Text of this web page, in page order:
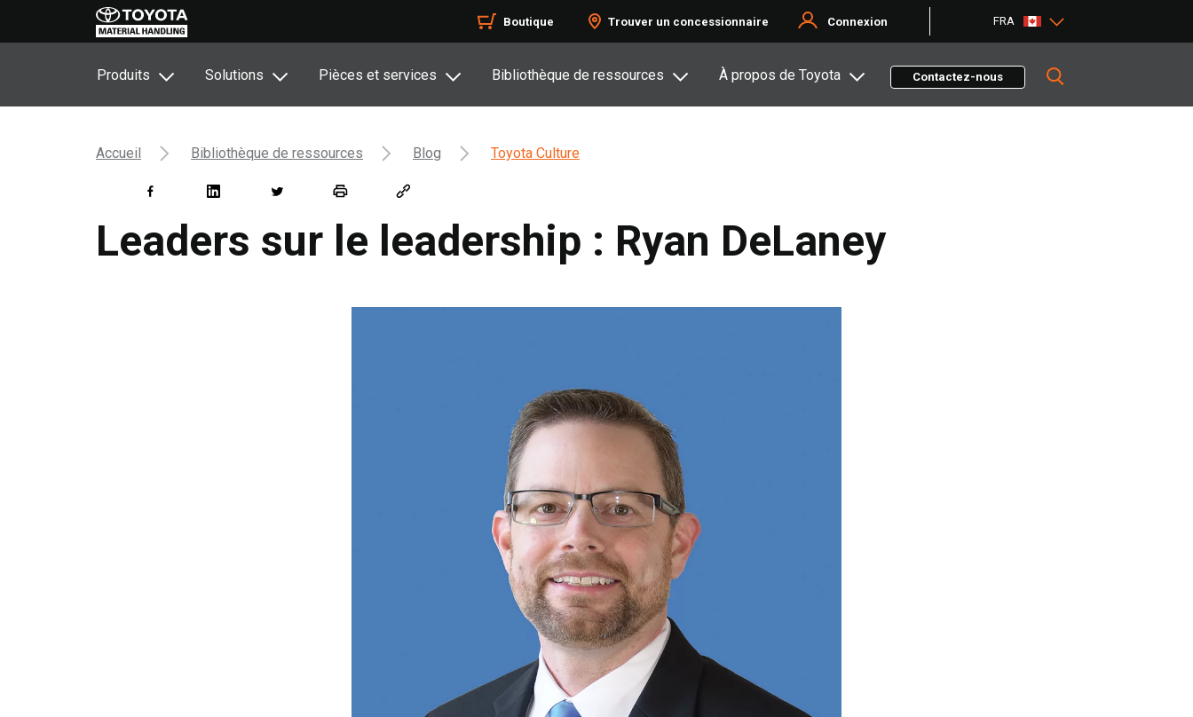
Boutique Trouver un concessionnaire Connexion FRA
Produits Solutions Pièces et services Bibliothèque de ressources À propos de Toyota Contactez-nous
Accueil Bibliothèque de ressources Blog Toyota Culture
Leaders sur le leadership : Ryan DeLaney